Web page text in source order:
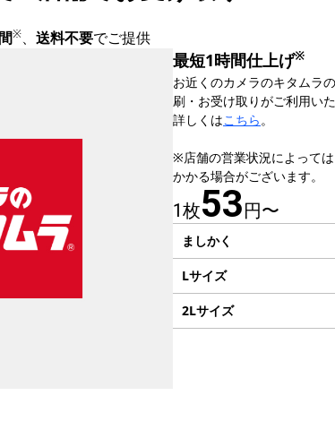
※、 送料不要でご提供
最短1時間仕上げ※
お近くのカメラのキタムラ
刷・お受け取りがご利用い
詳しくはこちら。
※店舗の営業状況によって
かかる場合がございます。
1枚53円〜
ましかく
Lサイズ
2Lサイズ